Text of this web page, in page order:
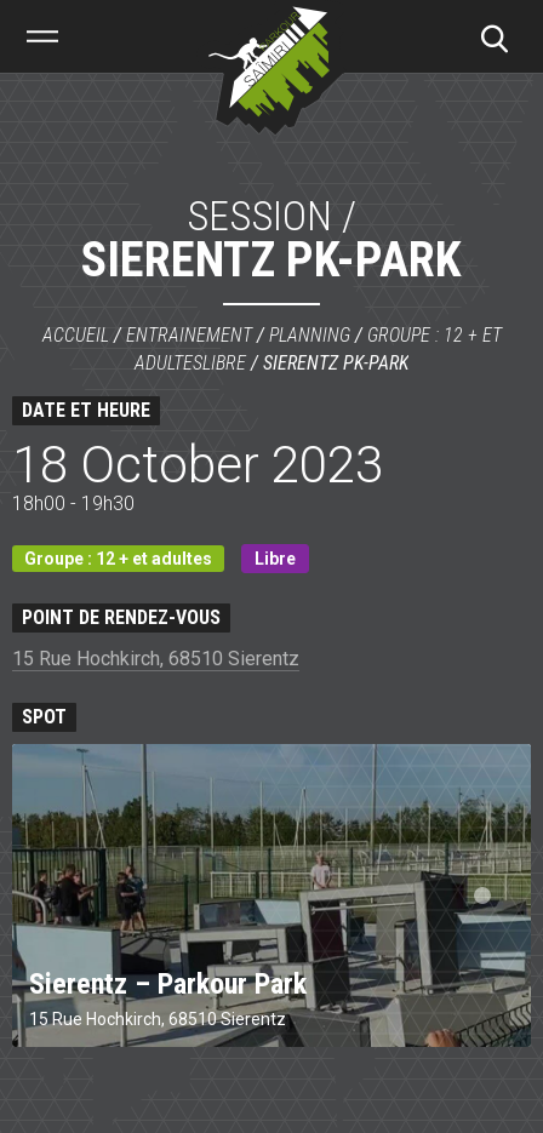
Parkour
SESSION /
SIERENTZ PK-PARK
ACCUEIL /ENTRAINEMENT/PLANNING/ GROUPE : 12 + ET
ADULTESLIBRE /SIERENTZ PK-PARK
DATE ET HEURE
18 October 2023
18h00 - 19h30
Groupe : 12 + et adultes Libre
POINT DE RENDEZ-VOUS
15 Rue Hochkirch, 68510 Sierentz
SPOT
Sierentz – Parkour Park
15 Rue Hochkirch, 68510 Sierentz